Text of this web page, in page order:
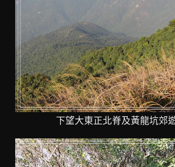
下望大東正北脊及黃龍坑郊